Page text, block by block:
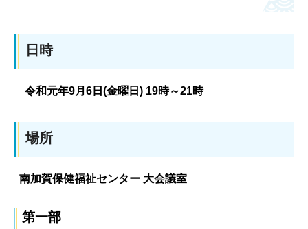
日時
令和元年9月6日(金曜日) 19時～21時
場所
南加賀保健福祉センター 大会議室
第一部